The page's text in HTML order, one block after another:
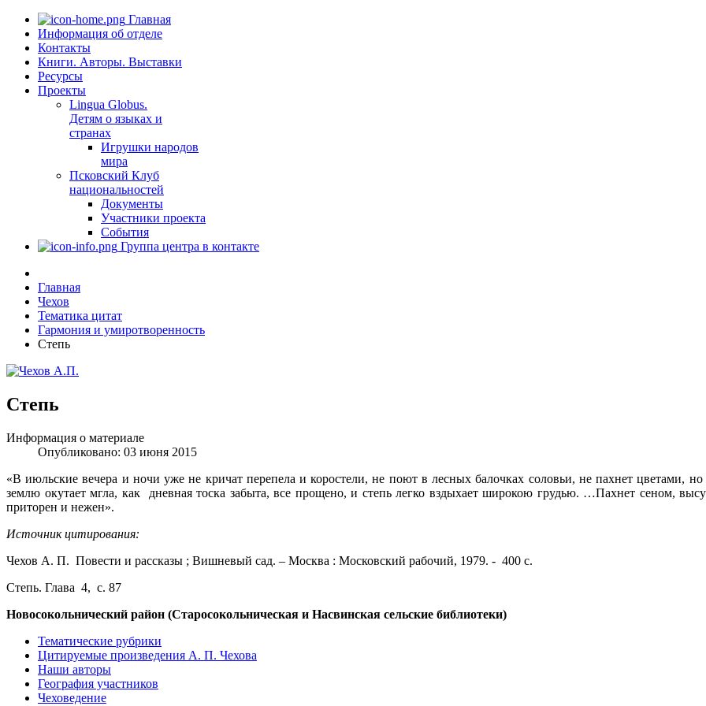
Главная
Информация об отделе
Контакты
Книги. Авторы. Выставки
Ресурсы
Проекты
Lingua Globus.
Детям о языках и
странах
Игрушки народов
мира
Псковский Клуб
национальностей
Документы
Участники проекта
События
Группа центра в контакте
Главная
Чехов
Тематика цитат
Гармония и умиротворенность
Степь
Степь
Информация о материале
Опубликовано: 03 июня 2015
«В июльские вечера и ночи уже не кричат перепела и коростели, не поют в лесных балочках соловьи, не пахнет цветами,
землю окутает мгла, как дневная тоска забыта, все прощено, и степь легко вздыхает широкою грудью. …Пахнет сеном,
приторен и нежен».
Источник цитирования:
Чехов А. П. Повести и рассказы ; Вишневый сад. – Москва : Московский рабочий, 1979. - 400 с.
Степь. Глава 4, с. 87
Новосокольнический район (Старосокольническая и Насвинская сельские библиотеки)
Тематические рубрики
Цитируемые произведения А. П. Чехова
Наши авторы
География участников
Чеховедение